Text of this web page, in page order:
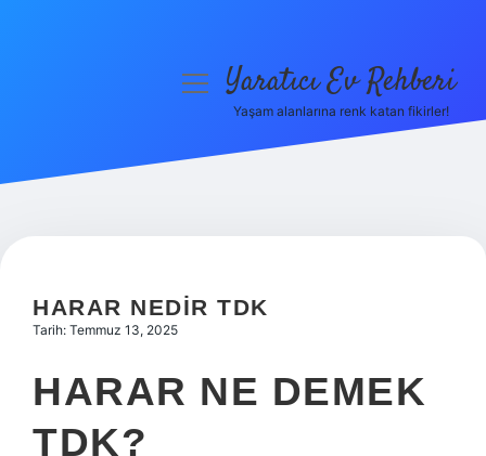
Hakkımızda
menüyüYaratıcı Ev Rehberi
Yaşam alanlarına renk katan fikirler!
HARAR NEDIR TDK
Tarih: Temmuz 13, 2025
HARAR NE DEMEK
TDK?